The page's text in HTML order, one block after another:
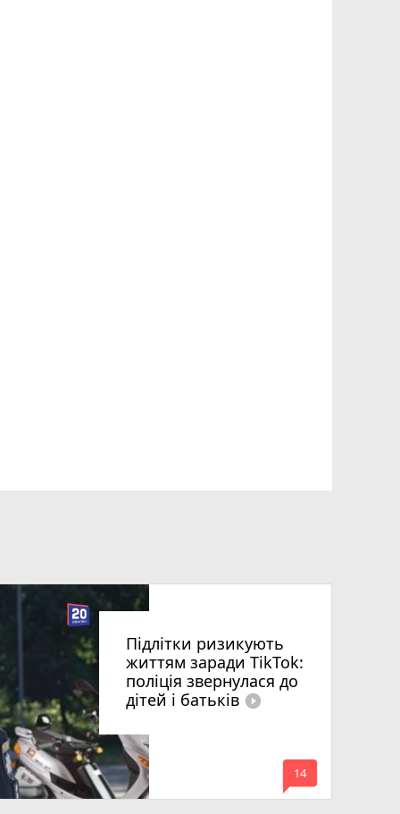
Підлітки ризикують
життям заради TikTok:
поліція звернулася до
дітей і батьків play_circle_filled
mode_comment
14